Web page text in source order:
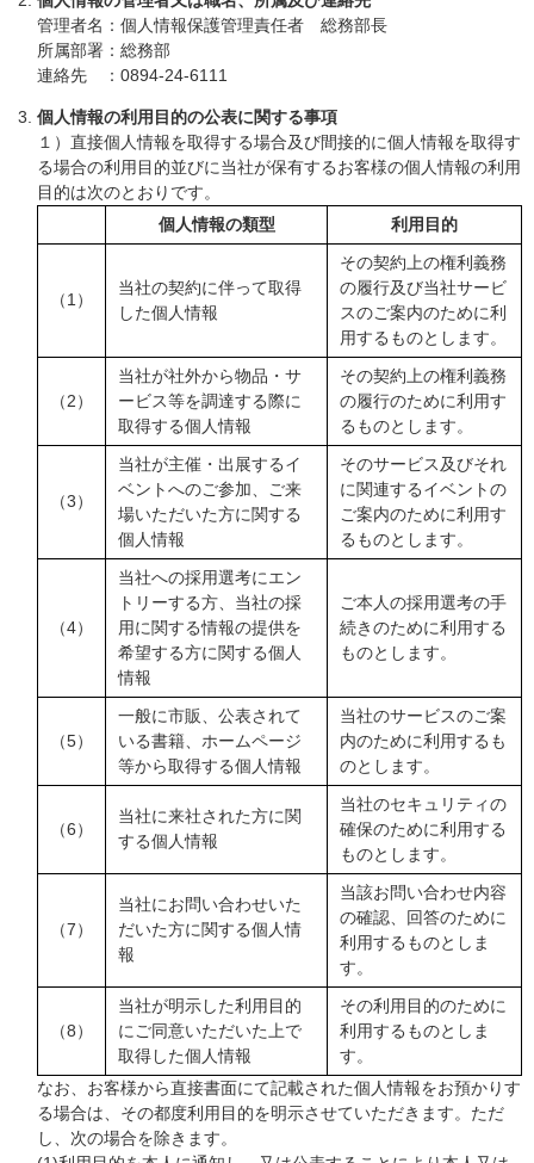
管理者名：個人情報保護管理責任者 総務部長
所属部署：総務部
連絡先 ：0894-24-6111
個人情報の利用目的の公表に関する事項
１）直接個人情報を取得する場合及び間接的に個人情報を取得す
る場合の利用目的並びに当社が保有するお客様の個人情報の利用
目的は次のとおりです。
個人情報の類型
利用目的
（1）
当社の契約に伴って取得
した個人情報
その契約上の権利義務
の履行及び当社サービ
スのご案内のために利
用するものとします。
（2）
当社が社外から物品・サ
ービス等を調達する際に
取得する個人情報
その契約上の権利義務
の履行のために利用す
るものとします。
（3）
当社が主催・出展するイ
ベントへのご参加、ご来
場いただいた方に関する
個人情報
そのサービス及びそれ
に関連するイベントの
ご案内のために利用す
るものとします。
（4）
当社への採用選考にエン
トリーする方、当社の採
用に関する情報の提供を
希望する方に関する個人
情報
ご本人の採用選考の手
続きのために利用する
ものとします。
（5）
一般に市販、公表されて
いる書籍、ホームページ
等から取得する個人情報
当社のサービスのご案
内のために利用するも
のとします。
（6）
当社に来社された方に関
する個人情報
当社のセキュリティの
確保のために利用する
ものとします。
（7）
当社にお問い合わせいた
だいた方に関する個人情
報
当該お問い合わせ内容
の確認、回答のために
利用するものとしま
す。
（8）
当社が明示した利用目的
にご同意いただいた上で
取得した個人情報
その利用目的のために
利用するものとしま
す。
なお、お客様から直接書面にて記載された個人情報をお預かりす
る場合は、その都度利用目的を明示させていただきます。ただ
し、次の場合を除きます。